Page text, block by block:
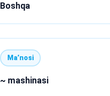
Boshqa
Maʼnosi
~ mashinasi